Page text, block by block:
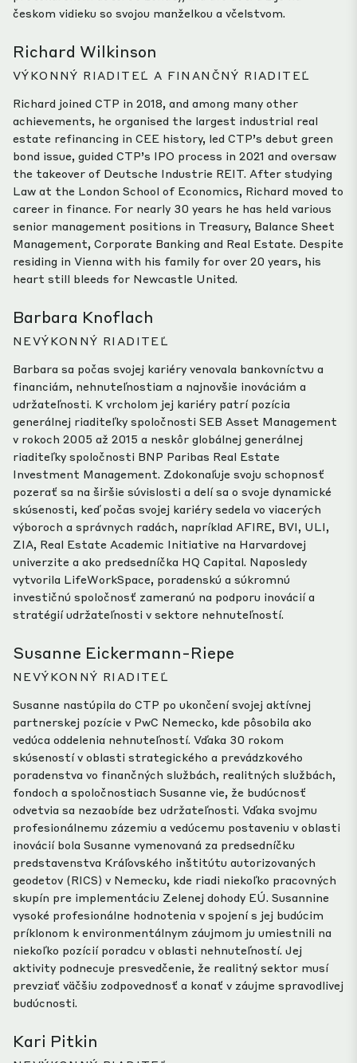
českom vidieku so svojou manželkou a včelstvom.
Richard Wilkinson
VÝKONNÝ RIADITEĽ A FINANČNÝ RIADITEĽ
Richard joined CTP in 2018, and among many other
achievements, he organised the largest industrial real
estate refinancing in CEE history, led CTP’s debut green
bond issue, guided CTP’s IPO process in 2021 and oversaw
the takeover of Deutsche Industrie REIT. After studying
Law at the London School of Economics, Richard moved to
career in finance. For nearly 30 years he has held various
senior management positions in Treasury, Balance Sheet
Management, Corporate Banking and Real Estate. Despite
residing in Vienna with his family for over 20 years, his
heart still bleeds for Newcastle United.
Barbara Knoflach
NEVÝKONNÝ RIADITEĽ
Barbara sa počas svojej kariéry venovala bankovníctvu a
financiám, nehnuteľnostiam a najnovšie inováciám a
udržateľnosti. K vrcholom jej kariéry patrí pozícia
generálnej riaditeľky spoločnosti SEB Asset Management
v rokoch 2005 až 2015 a neskôr globálnej generálnej
riaditeľky spoločnosti BNP Paribas Real Estate
Investment Management. Zdokonaľuje svoju schopnosť
pozerať sa na širšie súvislosti a delí sa o svoje dynamické
skúsenosti, keď počas svojej kariéry sedela vo viacerých
výboroch a správnych radách, napríklad AFIRE, BVI, ULI,
ZIA, Real Estate Academic Initiative na Harvardovej
univerzite a ako predsedníčka HQ Capital. Naposledy
vytvorila LifeWorkSpace, poradenskú a súkromnú
investičnú spoločnosť zameranú na podporu inovácií a
stratégií udržateľnosti v sektore nehnuteľností.
Susanne Eickermann-Riepe
NEVÝKONNÝ RIADITEĽ
Susanne nastúpila do CTP po ukončení svojej aktívnej
partnerskej pozície v PwC Nemecko, kde pôsobila ako
vedúca oddelenia nehnuteľností. Vďaka 30 rokom
skúseností v oblasti strategického a prevádzkového
poradenstva vo finančných službách, realitných službách,
fondoch a spoločnostiach Susanne vie, že budúcnosť
odvetvia sa nezaobíde bez udržateľnosti. Vďaka svojmu
profesionálnemu zázemiu a vedúcemu postaveniu v oblasti
inovácií bola Susanne vymenovaná za predsedníčku
predstavenstva Kráľovského inštitútu autorizovaných
geodetov (RICS) v Nemecku, kde riadi niekoľko pracovných
skupín pre implementáciu Zelenej dohody EÚ. Susannine
vysoké profesionálne hodnotenia v spojení s jej budúcim
príklonom k environmentálnym záujmom ju umiestnili na
niekoľko pozícií poradcu v oblasti nehnuteľností. Jej
aktivity podnecuje presvedčenie, že realitný sektor musí
prevziať väčšiu zodpovednosť a konať v záujme spravodlivej
budúcnosti.
Kari Pitkin